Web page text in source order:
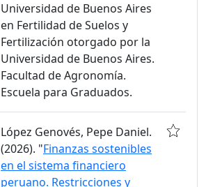
Universidad de Buenos Aires
en Fertilidad de Suelos y
Fertilización otorgado por la
Universidad de Buenos Aires.
Facultad de Agronomía.
Escuela para Graduados.
López Genovés, Pepe Daniel.
(2026). "Finanzas sostenibles
en el sistema financiero
peruano. Restricciones y